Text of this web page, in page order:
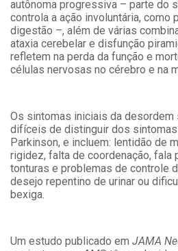
autônoma progressiva – parte do
controla a ação involuntária, como
digestão –, além de várias
ataxia cerebelar e disfunção
refletem na perda da função e
células nervosas no cérebro e na
Os sintomas iniciais da desordem
difíceis de distinguir dos
Parkinson, e incluem: lentidão de
rigidez, falta de coordenação, fala
tonturas e problemas de controle
desejo repentino de urinar ou
bexiga.
Um estudo publicado em JAMA